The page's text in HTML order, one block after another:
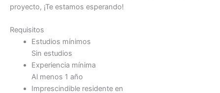
proyecto, ¡Te estamos esperando!
Requisitos
Estudios mínimos
Sin estudios
Experiencia mínima
Al menos 1 año
Imprescindible residente en